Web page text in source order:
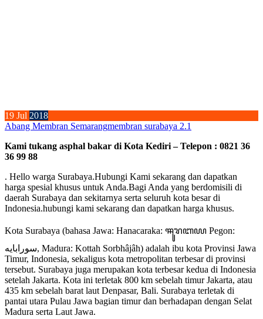
19 Jul 2018
Abang Membran Semarangmembran surabaya 2.1
Kami tukang asphal bakar di Kota Kediri – Telepon : 0821 36
36 99 88
. Hello warga Surabaya.Hubungi Kami sekarang dan dapatkan
harga spesial khusus untuk Anda.Bagi Anda yang berdomisili di
daerah Surabaya dan sekitarnya serta seluruh kota besar di
Indonesia.hubungi kami sekarang dan dapatkan harga khusus.
Kota Surabaya (bahasa Jawa: Hanacaraka: ꦯꦸꦫꦧꦪ Pegon:
سورابايه, Madura: Kottah Sorbhâjâh) adalah ibu kota Provinsi Jawa
Timur, Indonesia, sekaligus kota metropolitan terbesar di provinsi
tersebut. Surabaya juga merupakan kota terbesar kedua di Indonesia
setelah Jakarta. Kota ini terletak 800 km sebelah timur Jakarta, atau
435 km sebelah barat laut Denpasar, Bali. Surabaya terletak di
pantai utara Pulau Jawa bagian timur dan berhadapan dengan Selat
Madura serta Laut Jawa.